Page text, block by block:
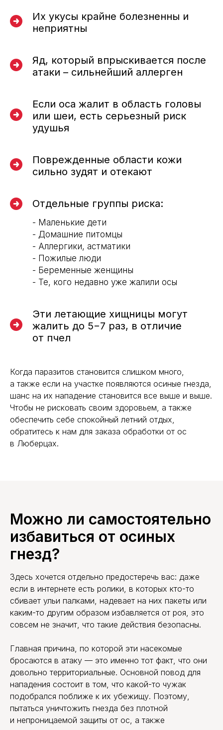
Их укусы крайне болезненны и
неприятны
Яд, который впрыскивается после
атаки – сильнейший аллерген
Если оса жалит в область головы
или шеи, есть серьезный риск
удушья
Поврежденные области кожи
сильно зудят и отекают
Отдельные группы риска:
- Маленькие дети
- Домашние питомцы
- Аллергики, астматики
- Пожилые люди
- Беременные женщины
- Те, кого недавно уже жалили осы
Эти летающие хищницы могут
жалить до 5−7 раз, в отличие
от пчел
Когда паразитов становится слишком много,
а также если на участке появляются осиные гнезда,
шанс на их нападение становится все выше и выше.
Чтобы не рисковать своим здоровьем, а также
обеспечить себе спокойный летний отдых,
обратитесь к нам для заказа обработки от ос
в Люберцах.
Можно ли самостоятельно
избавиться от осиных
гнезд?
Здесь хочется отдельно предостеречь вас: даже
если в интернете есть ролики, в которых кто-то
сбивает ульи палками, надевает на них пакеты или
каким-то другим образом избавляется от роя, это
совсем не значит, что такие действия безопасны.
Главная причина, по которой эти насекомые
бросаются в атаку — это именно тот факт, что они
довольно территориальные. Основной повод для
нападения состоит в том, что какой-то чужак
подобрался поближе к их убежищу. Поэтому,
пытаться уничтожить гнезда без плотной
и непроницаемой защиты от ос, а также